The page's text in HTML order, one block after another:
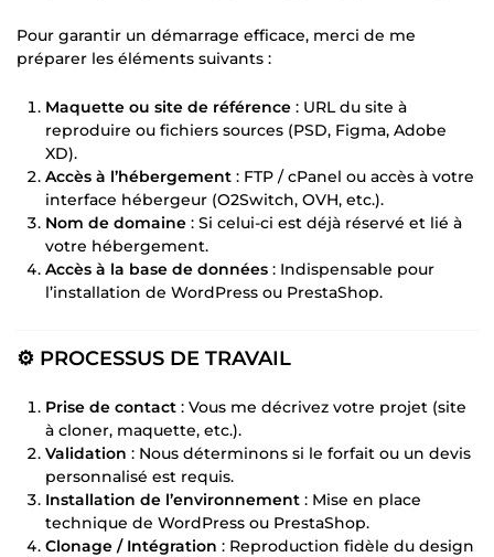
Pour garantir un démarrage efficace, merci de me
préparer les éléments suivants :
Maquette ou site de référence : URL du site à
reproduire ou fichiers sources (PSD, Figma, Adobe
XD).
Accès à l’hébergement : FTP / cPanel ou accès à votre
interface hébergeur (O2Switch, OVH, etc.).
Nom de domaine : Si celui-ci est déjà réservé et lié à
votre hébergement.
Accès à la base de données : Indispensable pour
l’installation de WordPress ou PrestaShop.
⚙️ PROCESSUS DE TRAVAIL
Prise de contact : Vous me décrivez votre projet (site
à cloner, maquette, etc.).
Validation : Nous déterminons si le forfait ou un devis
personnalisé est requis.
Installation de l’environnement : Mise en place
technique de WordPress ou PrestaShop.
Clonage / Intégration : Reproduction fidèle du design